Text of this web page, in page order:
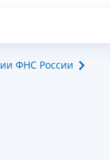
ФНС России